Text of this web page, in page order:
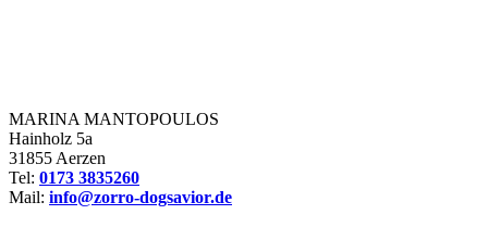
MARINA MANTOPOULOS
Hainholz 5a
31855 Aerzen
Tel: 0173 3835260
Mail: info@zorro-dogsavior.de